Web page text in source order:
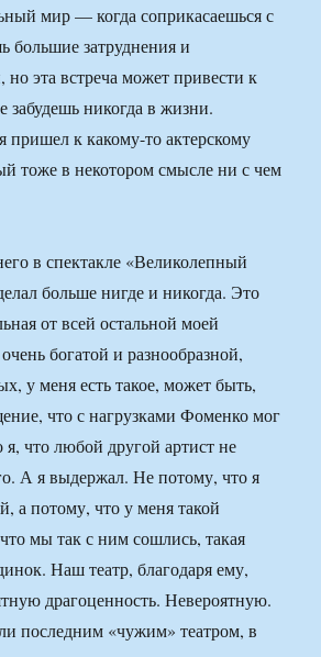
мир — когда соприкасаешься с
большие затруднения и
эта встреча может привести к
забудешь никогда в жизни.
пришел к какому-то актерскому
тоже в некотором смысле ни с чем
в спектакле «Великолепный
больше нигде и никогда. Это
от всей остальной моей
богатой и разнообразной,
у меня есть такое, может быть,
что с нагрузками Фоменко мог
я, что любой другой артист не
А я выдержал. Не потому, что я
а потому, что у меня такой
мы так с ним сошлись, такая
Наш театр, благодаря ему,
драгоценность. Невероятную.
последним «чужим» театром, в